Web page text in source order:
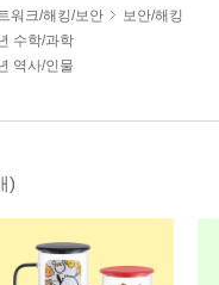
워크/해킹/보안
보안/해킹
수학/과학
역사/인물
)